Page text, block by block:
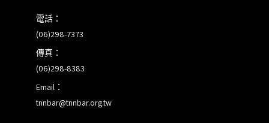
電話：
(06)298-7373
傳真：
(06)298-8383
Email：
tnnbar@tnnbar.org.tw